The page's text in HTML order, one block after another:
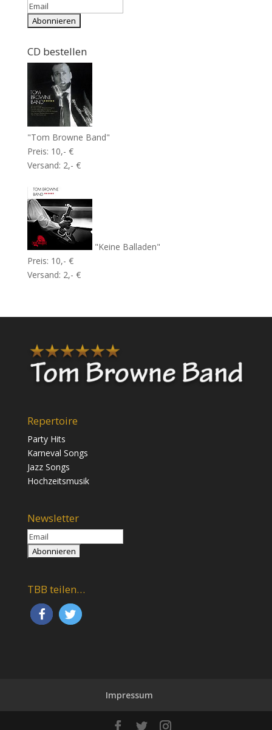
CD bestellen
"Tom Browne Band"
Preis: 10,- €
Versand: 2,- €
"Keine Balladen"
Preis: 10,- €
Versand: 2,- €
Repertoire
Party Hits
Karneval Songs
Jazz Songs
Hochzeitsmusik
Newsletter
TBB teilen…
Impressum